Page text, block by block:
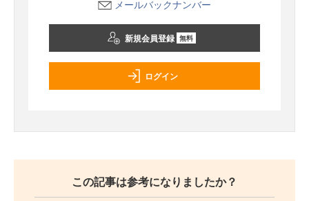
メールバックナンバー
新規会員登録 無料
ログイン
この記事は参考になりましたか？